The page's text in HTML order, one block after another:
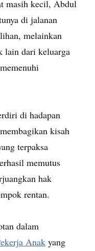
masih kecil, Abdul
di jalanan
melainkan
lain dari keluarga
di hadapan
kisah
terpaksa
memutus
hak
rentan.
dalam
Anak yang